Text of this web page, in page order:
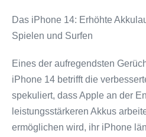
Das iPhone 14: Erhöhte
Spielen und Surfen
Eines der aufregendsten
iPhone 14 betrifft die
spekuliert, dass Apple an der
leistungsstärkeren Akkus
ermöglichen wird, ihr iPhone